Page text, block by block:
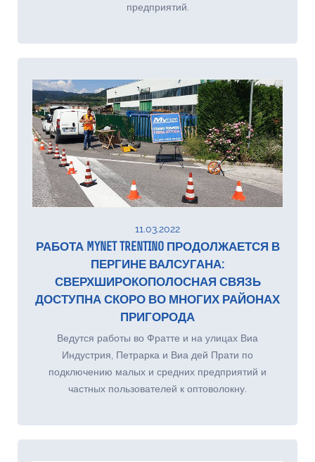
предприятий.
11.03.2022
РАБОТА MYNET TRENTINO ПРОДОЛЖАЕТСЯ В
ПЕРГИНЕ ВАЛСУГАНА:
СВЕРХШИРОКОПОЛОСНАЯ СВЯЗЬ
ДОСТУПНА СКОРО ВО МНОГИХ РАЙОНАХ
ПРИГОРОДА
Ведутся работы во Фратте и на улицах Виа
Индустрия, Петрарка и Виа дей Прати по
подключению малых и средних предприятий и
частных пользователей к оптоволокну.